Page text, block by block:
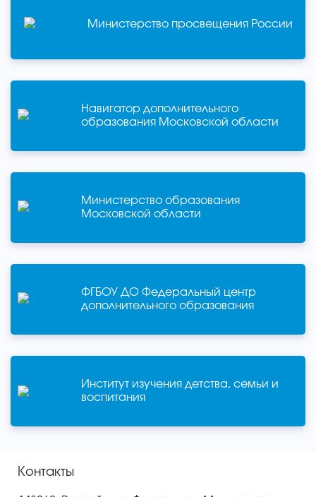
Министерство просвещения России
Навигатор дополнительного
образования Московской области
Министерство образования
Московской области
ФГБОУ ДО Федеральный центр
дополнительного образования
Институт изучения детства, семьи и
воспитания
Контакты